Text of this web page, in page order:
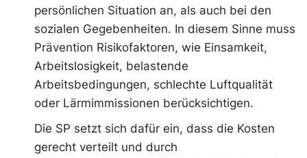
persönlichen Situation an, als auch bei den
sozialen Gegebenheiten. In diesem Sinne muss
Prävention Risikofaktoren, wie Einsamkeit,
Arbeitslosigkeit, belastende
Arbeitsbedingungen, schlechte Luftqualität
oder Lärmimmissionen berücksichtigen.
Die SP setzt sich dafür ein, dass die Kosten
gerecht verteilt und durch